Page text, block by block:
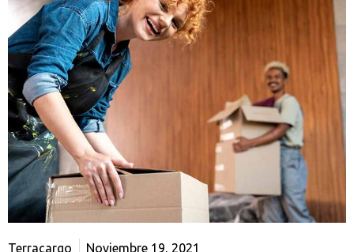
Terracargo Noviembre 19, 2021